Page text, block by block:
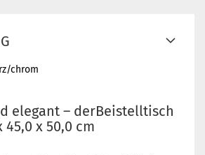
chrom
elegant – derBeistelltisch
45,0 x 50,0 cm